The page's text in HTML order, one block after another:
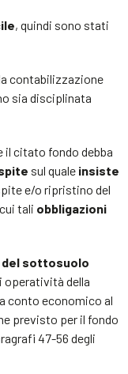
, quindi sono stati
contabilizzazione
sia disciplinata
il citato fondo debba
sul quale insiste
e/o ripristino del
tali obbligazioni
sottosuolo
operatività della
a conto economico al
previsto per il fondo
47-56 degli